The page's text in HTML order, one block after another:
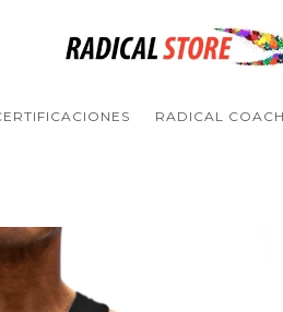
RADICAL COACH